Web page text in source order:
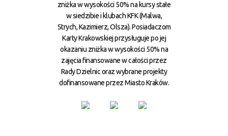
zniżka w wysokości 50% na kursy stałe
w siedzibie i klubach KFK (Malwa,
Strych, Kazimierz, Olsza). Posiadaczom
Karty Krakowskiej przysługuje po jej
okazaniu zniżka w wysokości 50% na
zajęcia finansowane w całości przez
Rady Dzielnic oraz wybrane projekty
dofinansowane przez Miasto Kraków.